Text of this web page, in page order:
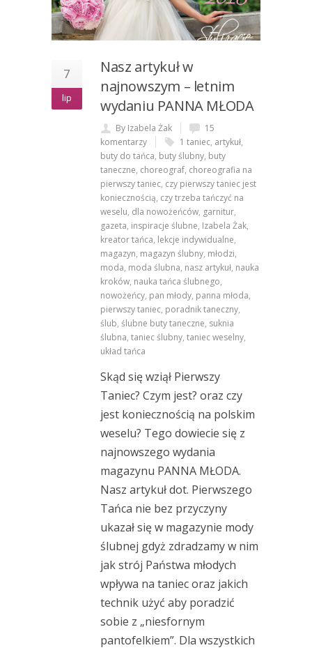
7
lip
Nasz artykuł w
najnowszym – letnim
wydaniu PANNA MŁODA
By Izabela Żak
15
komentarzy
1 taniec, artykuł,
buty do tańca, buty ślubny, buty
taneczne, choreograf, choreografia na
pierwszy taniec, czy pierwszy taniec jest
koniecznością, czy trzeba tańczyć na
weselu, dla nowożeńców, garnitur,
gazeta, inspiracje ślubne, Izabela Żak,
kreator tańca, lekcje indywidualne,
magazyn, magazyn ślubny, młodzi,
moda, moda ślubna, nasz artykuł, nauka
kroków, nauka tańca ślubnego,
nowożeńcy, pan młody, panna młoda,
pierwszy taniec, poradnik taneczny,
ślub, ślubne buty taneczne, suknia
ślubna, taniec ślubny, taniec weselny,
układ tańca
Skąd się wziął Pierwszy
Taniec? Czym jest? oraz czy
jest koniecznością na polskim
weselu? Tego dowiecie się z
najnowszego wydania
magazynu PANNA MŁODA.
Nasz artykuł dot. Pierwszego
Tańca nie bez przyczyny
ukazał się w magazynie mody
ślubnej gdyż zdradzamy w nim
jak strój Państwa młodych
wpływa na taniec oraz jakich
technik użyć aby poradzić
sobie z „niesfornym
pantofelkiem”. Dla wszystkich